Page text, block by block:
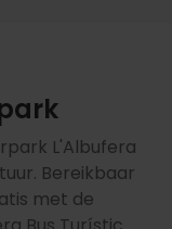
L'Albufera
Bereikbaar
met de